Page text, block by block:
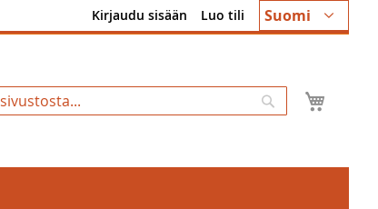
Kieli
Suomi
Kirjaudu sisään Luo tili
Hae